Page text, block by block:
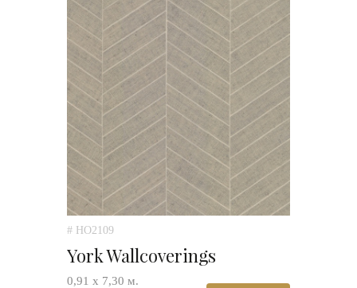
# HO2109
York Wallcoverings
0,91 х 7,30 м.